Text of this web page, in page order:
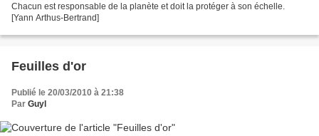
Chacun est responsable de la planète et doit la protéger à son échelle.
[Yann Arthus-Bertrand]
Feuilles d'or
Publié le 20/03/2010 à 21:38
Par Guyl